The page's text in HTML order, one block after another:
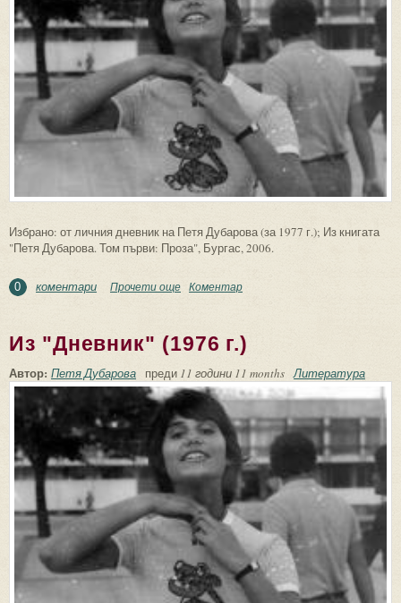
Избрано: от личния дневник на Петя Дубарова (за 1977 г.); Из книгата
"Петя Дубарова. Том първи: Проза", Бургас, 2006.
0 коментари Прочети още about Из "Дневник" (1977 г.)
Коментар
Из "Дневник" (1976 г.)
Автор: Петя Дубарова преди 11 години 11 months Литература